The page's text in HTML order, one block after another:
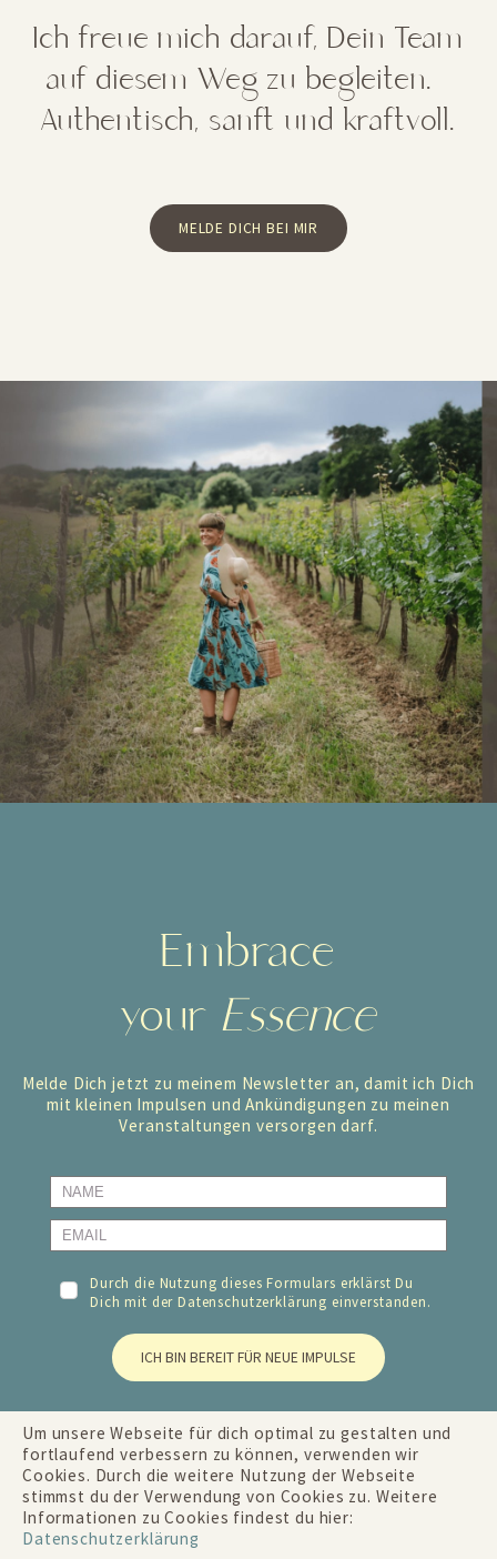
Ich freue mich darauf, Dein Team
auf diesem Weg zu begleiten.
Authentisch, sanft und kraftvoll.
MELDE DICH BEI MIR
Embrace
your Essence
Melde Dich jetzt zu meinem Newsletter an, damit ich Dich
mit kleinen Impulsen und Ankündigungen zu meinen
Veranstaltungen versorgen darf.
Durch die Nutzung dieses Formulars erklärst Du
Dich mit der Datenschutzerklärung einverstanden.
ICH BIN BEREIT FÜR NEUE IMPULSE
Um unsere Webseite für dich optimal zu gestalten und
fortlaufend verbessern zu können, verwenden wir
Cookies. Durch die weitere Nutzung der Webseite
stimmst du der Verwendung von Cookies zu. Weitere
Informationen zu Cookies findest du hier:
Datenschutzerklärung